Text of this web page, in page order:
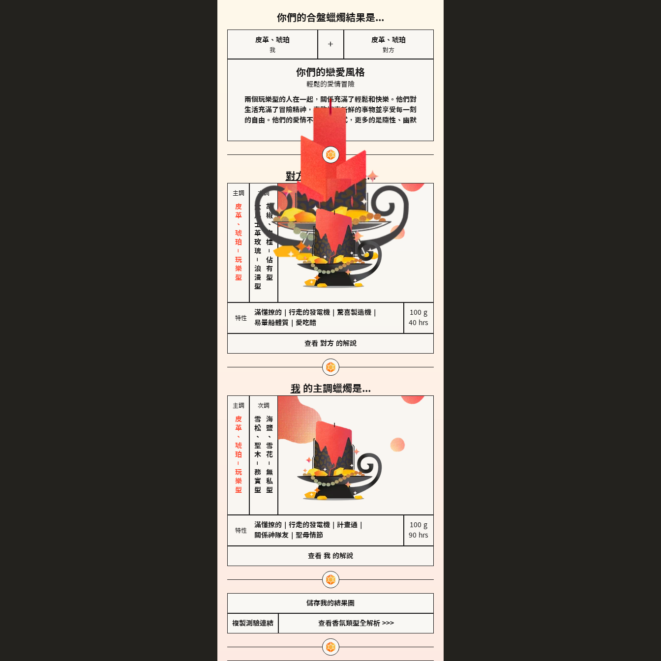
你們的合盤蠟燭結果是...
皮革、琥珀
我
＋
皮革、琥珀
對方
你們的戀愛風格
輕鬆的愛情冒險
兩個玩樂型的人在一起，關係充滿了輕鬆和快樂。他們對
生活充滿了冒險精神，喜歡探索新鮮的事物並享受每一刻
的自由。他們的愛情不拘泥於形式，更多的是隨性、幽默
對方 的主調蠟燭是...
主調
皮革、琥珀－玩樂型
次調
大馬士革玫瑰
－
浪漫型
胡椒、肉桂
－
佔有型
特性
滿懂撩的 行走的發電機 驚喜製造機
易暈船體質
愛吃醋
100 g
40 hrs
查看 對方 的解說
我 的主調蠟燭是...
主調
皮革、琥珀－玩樂型
次調
雪松、聖木
－
務實型
海鹽、雪花
－
無私型
特性
滿懂撩的 行走的發電機 計畫通
關係神隊友
聖母情節
100 g
90 hrs
查看 我 的解說
儲存我的結果圖
複製測驗連結 查看香氛類型全解析 >>>